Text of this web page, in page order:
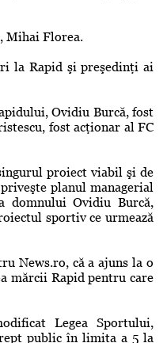
Mihai Florea.
la Rapid şi preşedinţi ai
Ovidiu Burcă, fost
fost acţionar al FC
proiect viabil şi de
planul managerial
domnului Ovidiu Burcă,
sportiv ce urmează
News.ro, că a ajuns la o
mărcii Rapid pentru care
Legea Sportului,
public în limita a 5 la